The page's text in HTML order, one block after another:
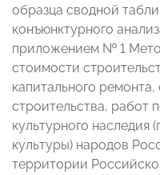
образца сводной
конъюнктурного
приложением № 1
стоимости
капитального
строительства, работ
культурного наследия
культуры) народов
территории